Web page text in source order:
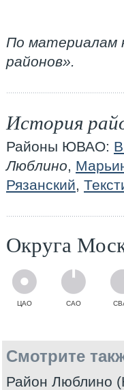
По материалам
районов».
История
Районы ЮВАО:
Люблино,
Рязанский,
Округа
ЦАО САО
Смотрите
Район Люблино